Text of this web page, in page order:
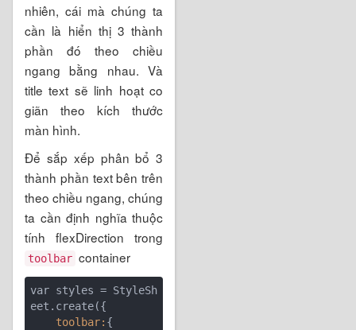
nhiên, cái mà chúng ta
cần là hiển thị 3 thành
phần đó theo chiều
ngang bằng nhau. Và
title text sẽ linh hoạt co
giãn theo kích thước
màn hình.
Để sắp xếp phân bổ 3
thành phần text bên trên
theo chiều ngang, chúng
ta cần định nghĩa thuộc
tính flexDirection trong
toolbar container
var styles = StyleSh
    toolbar: